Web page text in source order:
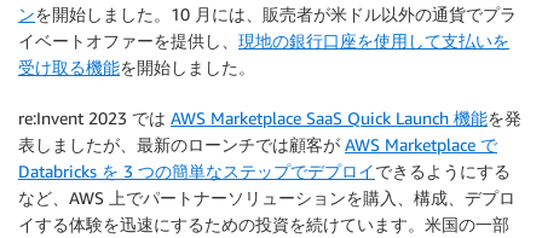
ンを開始しました。10 月には、販売者が米ドル以外の通貨でプラ
イベートオファーを提供し、 現地の銀行口座を使用して支払いを
受け取る機能を開始しました。
re:Invent 2023 では AWS Marketplace SaaS Quick Launch 機能を発
表しましたが、最新のローンチでは顧客が AWS Marketplace で
Databricks を 3 つの簡単なステップでデプロイできるようにする
など、AWS 上でパートナーソリューションを購入、構成、デプロ
イする体験を迅速にするための投資を続けています。米国の一部